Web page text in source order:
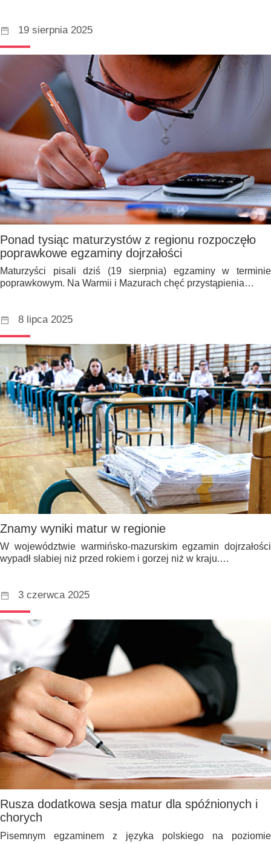
19 sierpnia 2025
Ponad tysiąc maturzystów z regionu rozpoczęło
poprawkowe egzaminy dojrzałości
Maturzyści pisali dziś (19 sierpnia) egzaminy w terminie
poprawkowym. Na Warmii i Mazurach chęć przystąpienia…
8 lipca 2025
Znamy wyniki matur w regionie
W województwie warmińsko-mazurskim egzamin dojrzałości
wypadł słabiej niż przed rokiem i gorzej niż w kraju.…
3 czerwca 2025
Rusza dodatkowa sesja matur dla spóźnionych i
chorych
Pisemnym egzaminem z języka polskiego na poziomie